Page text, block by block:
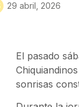
29 abril, 2026
El pasado
sonrisas